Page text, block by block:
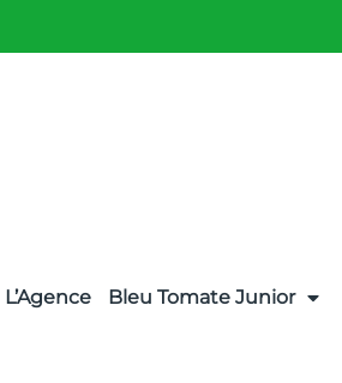
L’Agence Bleu Tomate Junior